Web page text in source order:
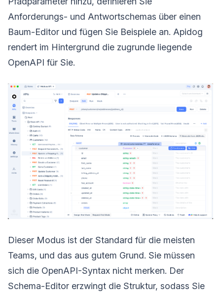
Anforderungs- und Antwortschemas über einen
Baum-Editor und fügen Sie Beispiele an. Apidog
rendert im Hintergrund die zugrunde liegende
OpenAPI für Sie.
Dieser Modus ist der Standard für die meisten
Teams, und das aus gutem Grund. Sie müssen
sich die OpenAPI-Syntax nicht merken. Der
Schema-Editor erzwingt die Struktur, sodass Sie